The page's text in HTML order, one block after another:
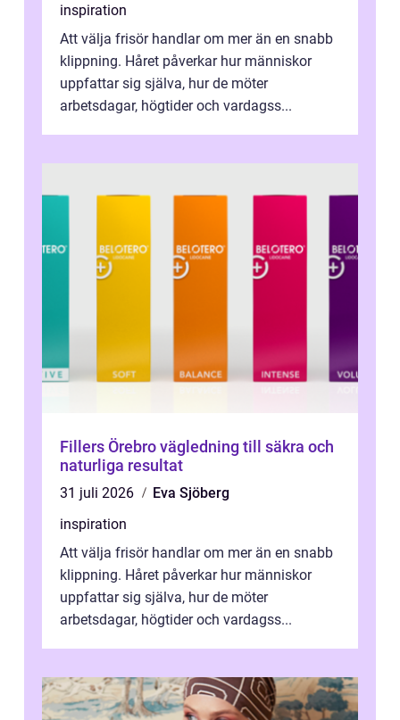
inspiration
Att välja frisör handlar om mer än en snabb
klippning. Håret påverkar hur människor
uppfattar sig själva, hur de möter
arbetsdagar, högtider och vardagss...
Fillers Örebro vägledning till säkra och
naturliga resultat
31 juli 2026
Eva Sjöberg
inspiration
Att välja frisör handlar om mer än en snabb
klippning. Håret påverkar hur människor
uppfattar sig själva, hur de möter
arbetsdagar, högtider och vardagss...